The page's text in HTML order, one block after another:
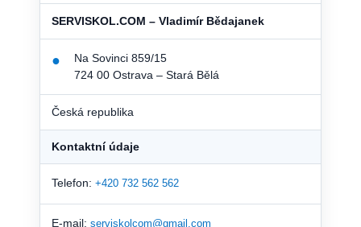
SERVISKOL.COM – Vladimír Bědajanek
●
Na Sovinci 859/15
724 00 Ostrava – Stará Bělá
Česká republika
Kontaktní údaje
Telefon: +420 732 562 562
E-mail: serviskolcom@gmail.com